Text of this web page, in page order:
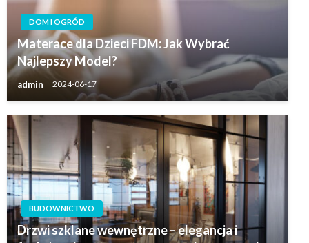
DOM I OGRÓD
Materace dla Dzieci FDM: Jak Wybrać
Najlepszy Model?
admin 2024-06-17
BUDOWNICTWO
Drzwi szklane wewnętrzne – elegancja i